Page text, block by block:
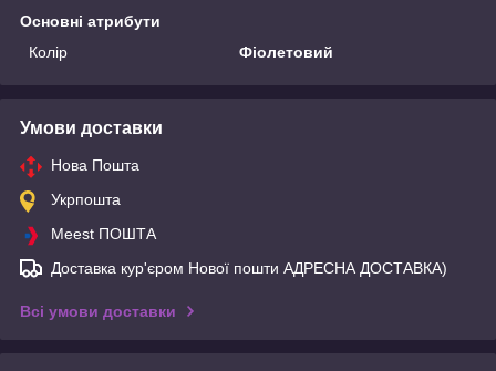
Основні атрибути
Колір
Фіолетовий
Умови доставки
Нова Пошта
Укрпошта
Meest ПОШТА
Доставка кур'єром Нової пошти АДРЕСНА ДОСТАВКА)
Всі умови доставки